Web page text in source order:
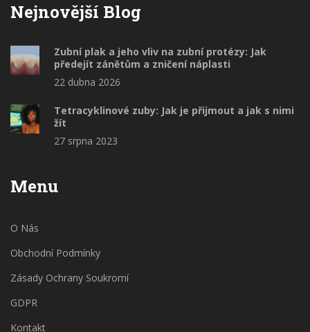
Nejnovější Blog
Zubní plak a jeho vliv na zubní protézy: Jak
předejít zánětům a zničení náplasti
22 dubna 2026
Tetracyklinové zuby: Jak je přijmout a jak s nimi
žít
27 srpna 2023
Menu
O Nás
Obchodní Podmínky
Zásady Ochrany Soukromí
GDPR
Kontakt